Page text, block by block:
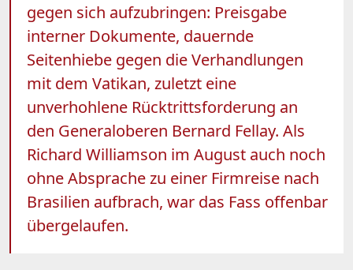
gegen sich aufzubringen: Preisgabe
interner Dokumente, dauernde
Seitenhiebe gegen die Verhandlungen
mit dem Vatikan, zuletzt eine
unverhohlene Rücktrittsforderung an
den Generaloberen Bernard Fellay. Als
Richard Williamson im August auch noch
ohne Absprache zu einer Firmreise nach
Brasilien aufbrach, war das Fass offenbar
übergelaufen.